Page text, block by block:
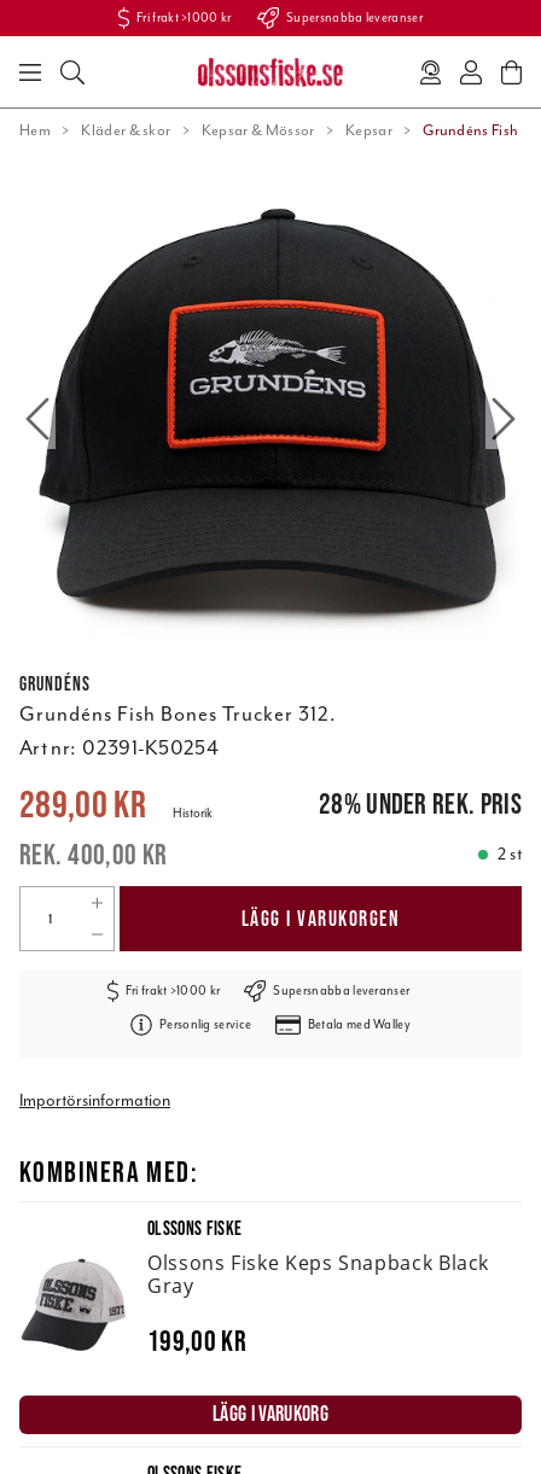
Fri frakt >1000 kr Supersnabba leveranser
Hem Kläder & skor Kepsar & Mössor Kepsar Grundéns Fish
Grundéns
Grundéns Fish Bones Trucker 312.
Art nr: 02391-K50254
Nuvarande pris:289,00 kr 400,00 kr
289,00 kr
400,00 kr
Historik 28%under rek. pris
2 st
LÄGG I VARUKORGEN
Fri frakt >1000 kr Supersnabba leveranser
Personlig service Betala med Walley
Importörsinformation
KOMBINERA MED:
OLSSONS FISKE
Olssons Fiske Keps Snapback Black
Gray
199,00 kr
LÄGG I VARUKORG